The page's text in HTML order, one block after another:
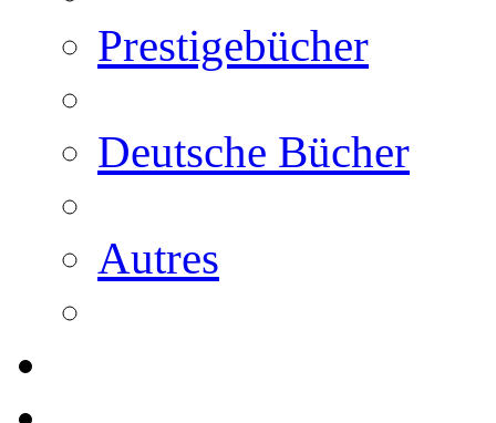
Prestigebücher
Deutsche Bücher
Autres